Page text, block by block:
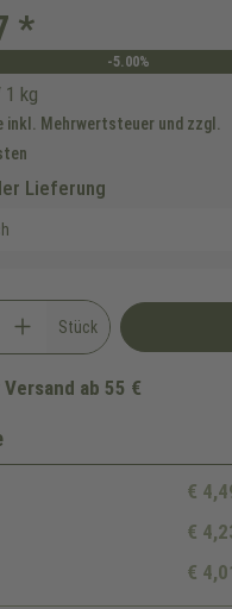
*
-5.00%
1 kg
inkl. Mehrwertsteuer und zzgl.
Lieferung
Stück
ab 55 €
€
€
€